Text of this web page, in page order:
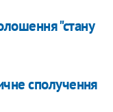
"стану
сполучення